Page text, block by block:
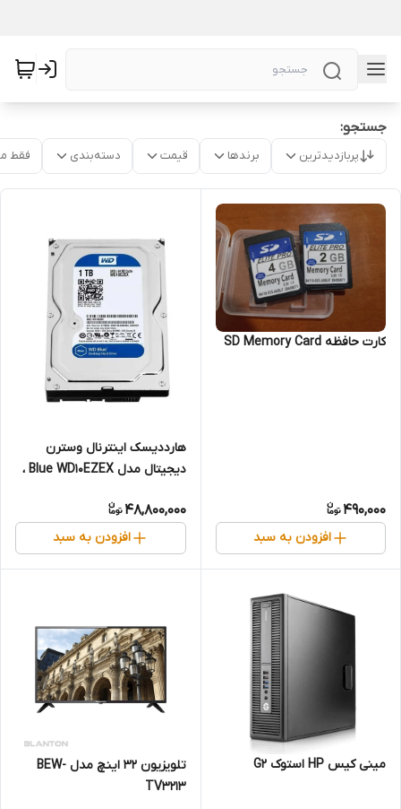
جستجو:
پربازدیدترین برندها قیمت دسته‌بندی فقط
کارت حافظه SD Memory Card
490,000
افزودن به سبد
هارددیسک اینترنال وسترن
دیجیتال مدل Blue WD10EZEX ،
48,800,000
افزودن به سبد
مینی کیس HP استوک G2
تلویزیون ۳۲ اینچ مدل BEW-
TV3213